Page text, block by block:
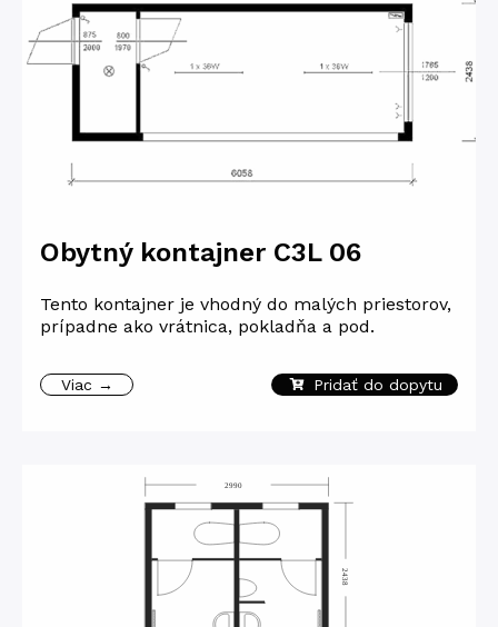
Obytný kontajner C3L 06
Tento kontajner je vhodný do malých priestorov,
prípadne ako vrátnica, pokladňa a pod.
Viac → Pridať do dopytu